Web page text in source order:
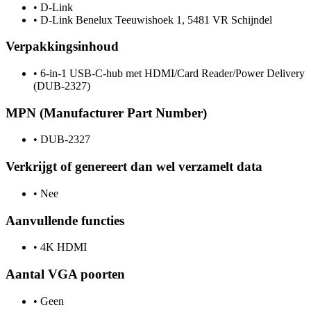
• D-Link
• D-Link Benelux Teeuwishoek 1, 5481 VR Schijndel
Verpakkingsinhoud
• 6-in-1 USB-C-hub met HDMI/Card Reader/Power Delivery
(DUB-2327)
MPN (Manufacturer Part Number)
• DUB-2327
Verkrijgt of genereert dan wel verzamelt data
• Nee
Aanvullende functies
• 4K HDMI
Aantal VGA poorten
• Geen